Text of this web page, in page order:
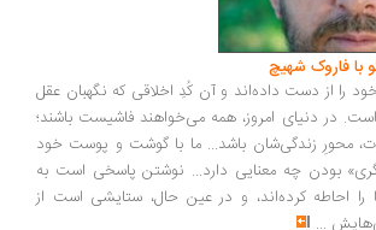
شهیچ‭
دست داده‌اند و آن کُدِ اخلاقی که نگهبان عقل
دنیای امروز، همه می‌خواهند فاشیست باشند؛
زندگی‌شان باشد... ما با گوشت و پوست خود
چه معنایی دارد... نوشتن پاسخی است به
کرده‌اند، و در عین حال، ستایشی است از
...